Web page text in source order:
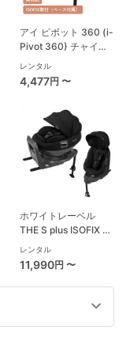
アイ ピボット 360 (i-
Pivot 360) チャイル
ドシート ジョイー
(joie)
レンタル
4,477円 〜
ホワイトレーベル
THE S plus ISOFIX エ
ッグショック ZC-750
チャイルドシート コ
ンビ(Combi)
レンタル
11,990円 〜